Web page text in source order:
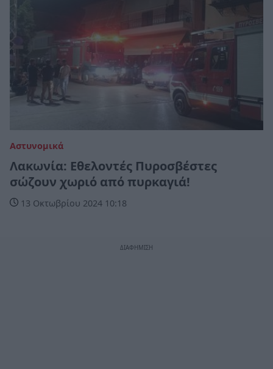
Αστυνομικά
Λακωνία: Εθελοντές Πυροσβέστες
σώζουν χωριό από πυρκαγιά!
13 Οκτωβρίου 2024 10:18